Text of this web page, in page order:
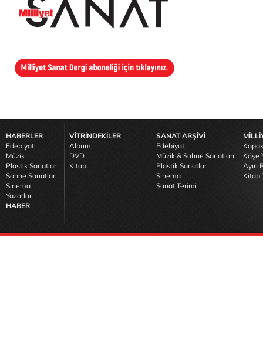
HABERLER
Edebiyat
Müzik
Plastik Sanatlar
Sahne Sanatları
Sinema
Yazarlar
HABER
VİTRİNDEKİLER
Albüm
DVD
Kitap
SANAT ARŞİVİ
Edebiyat
Müzik & Sahne Sanatları
Plastik Sanatlar
Sinema
Sanat Terimi
Köşe
Ayın
Kitap